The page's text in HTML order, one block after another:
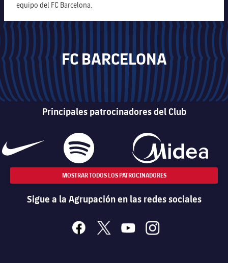
equipo del FC Barcelona.
FC BARCELONA
Principales patrocinadores del Club
MOSTRAR TODOS LOS PATROCINADORES
Sigue a la Agrupación en las redes sociales
facebook
x youtubeinstagram